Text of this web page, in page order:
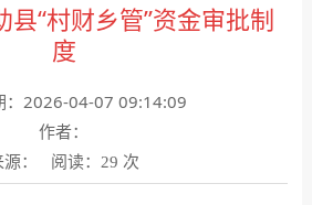
“村财乡管”资金审批制
度
：2026-04-07 09:14:09
作者：
源： 阅读：
29 次